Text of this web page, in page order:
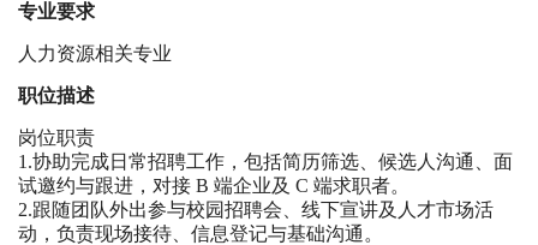
专业要求
人力资源相关专业
职位描述
岗位职责
1.协助完成日常招聘工作，包括简历筛选、候选人沟通、面
试邀约与跟进，对接 B 端企业及 C 端求职者。
2.跟随团队外出参与校园招聘会、线下宣讲及人才市场活
动，负责现场接待、信息登记与基础沟通。